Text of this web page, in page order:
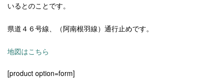
いるとのことです。
県道４６号線、（阿南根羽線）通行止めです。
地図はこちら
[product option=form]